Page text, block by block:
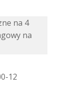
na 4
na
12